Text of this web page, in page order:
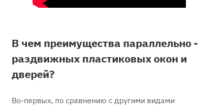
В чем преимущества параллельно -
раздвижных пластиковых окон и
дверей?
Во-первых, по сравнению с другими видами